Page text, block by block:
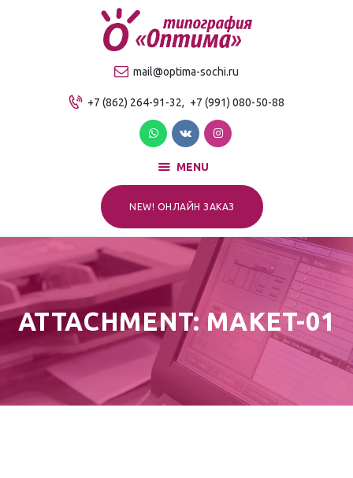
mail@optima-sochi.ru
+7 (862) 264-91-32, +7 (991) 080-50-88
MENU
NEW! ОНЛАЙН ЗАКАЗ
ATTACHMENT: MAKET-01
Качественная типография в Сочи
О компании
Продукция
Услуги
Прайс-лист
Для клиентов